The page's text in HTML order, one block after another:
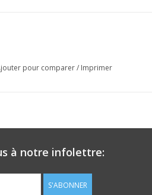
pour comparer/ Imprimer
à notre infolettre:
S'ABONNER